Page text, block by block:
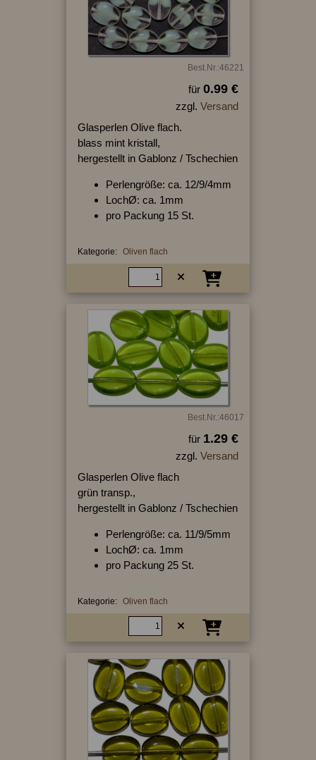
Best.Nr.:46221
für 0.99 €
zzgl. Versand
Glasperlen Olive flach.
blass mint kristall,
hergestellt in Gablonz / Tschechien
Perlengröße: ca. 12/9/4mm
LochØ: ca. 1mm
pro Packung 15 St.
Kategorie: Oliven flach
Best.Nr.:46017
für 1.29 €
zzgl. Versand
Glasperlen Olive flach
grün transp.,
hergestellt in Gablonz / Tschechien
Perlengröße: ca. 11/9/5mm
LochØ: ca. 1mm
pro Packung 25 St.
Kategorie: Oliven flach